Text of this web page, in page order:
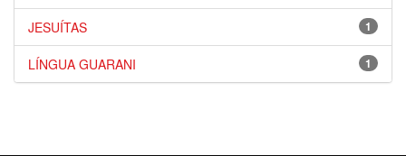
1
JESUÍTAS
1
LÍNGUA GUARANI